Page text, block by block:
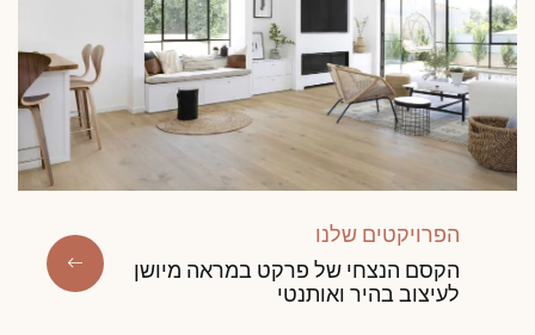
הפרויקטים שלנו
הקסם הנצחי של פרקט במראה מיושן
לעיצוב בהיר ואותנטי